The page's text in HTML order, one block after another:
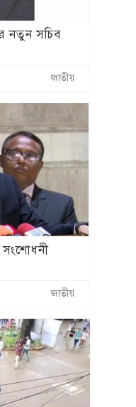
নতুন সচিব
জাতীয়
সংশোধনী
জাতীয়